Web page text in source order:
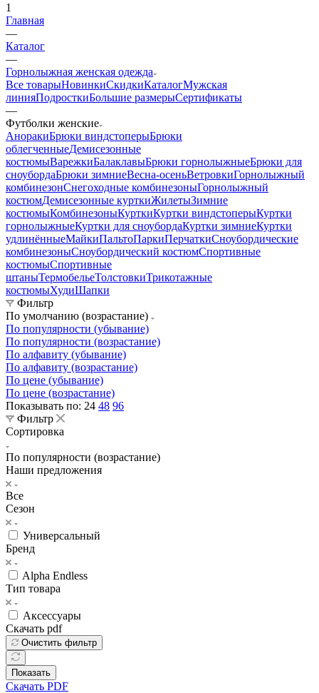
1
Главная
—
Каталог
—
Горнолыжная женская одежда
Все товарыНовинкиСкидкиКаталогМужская
линияПодросткиБольшие размерыСертификаты
—
Футболки женские
АноракиБрюки виндстоперыБрюки
облегченныеДемисезонные
костюмыВарежкиБалаклавыБрюки горнолыжныеБрюки для
сноубордаБрюки зимниеВесна-осеньВетровкиГорнолыжный
комбинезонСнегоходные комбинезоныГорнолыжный
костюмДемисезонные курткиЖилетыЗимние
костюмыКомбинезоныКурткиКуртки виндстоперыКуртки
горнолыжныеКуртки для сноубордаКуртки зимниеКуртки
удлинённыеМайкиПальтоПаркиПерчаткиСноубордические
комбинезоныСноубордический костюмСпортивные
костюмыСпортивные
штаныТермобельеТолстовкиТрикотажные
костюмыХудиШапки
Фильтр
По умолчанию (возрастание)
По популярности (убывание)
По популярности (возрастание)
По алфавиту (убывание)
По алфавиту (возрастание)
По цене (убывание)
По цене (возрастание)
Показывать по: 24 48 96
Фильтр
Сортировка
По популярности (возрастание)
Наши предложения
Все
Сезон
Универсальный
Бренд
Alpha Endless
Тип товара
Аксессуары
Скачать pdf
Очистить фильтр
Показать
Скачать PDF